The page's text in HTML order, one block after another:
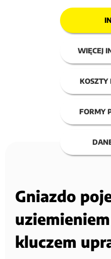
WIĘCEJ
KOSZTY
FORMY
Gniazdo
uziemieniem
kluczem